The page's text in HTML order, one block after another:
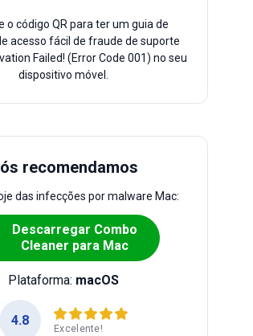
o código QR para ter um guia de
acesso fácil de fraude de suporte
Failed! (Error Code 001) no seu
dispositivo móvel.
recomendamos
das infecções por malware Mac:
Descarregar Combo
Cleaner para Mac
Plataforma: macOS
4.8
Excelente!